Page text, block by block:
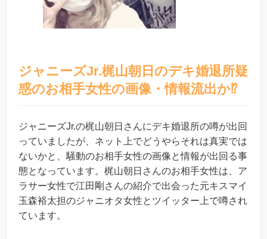
ジャニーズJr.梶山朝日のデキ婚退所疑
惑のお相手女性の画像・情報流出か⁉︎
ジャニーズJr.の梶山朝日さんにデキ婚退所の噂が出回
っていましたが、ネット上でどうやらそれは真実では
ないかと、騒動のお相手女性の画像と情報が出回る事
態となっています。梶山朝日さんのお相手女性は、ア
ラサー女性で江田剛さんの紹介で出会った元キスマイ
玉森裕太担のジャニオタ女性とツイッター上で噂され
ています。